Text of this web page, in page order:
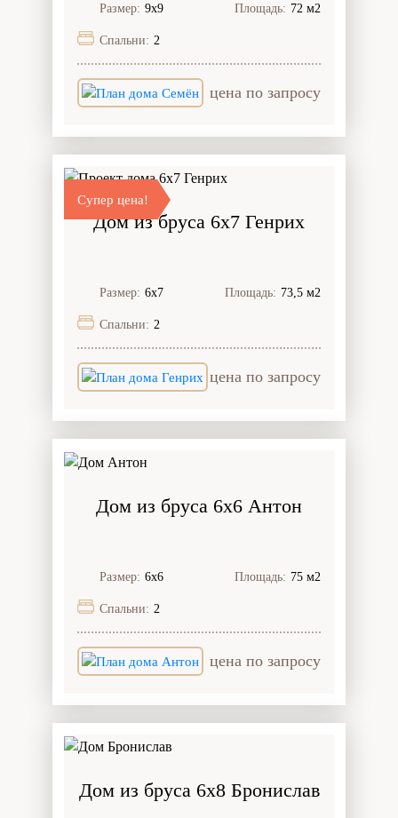
Размер: 9х9 Площадь: 72 м2
Спальни: 2
цена по запросу
Супер цена!
Дом из бруса 6x7 Генрих
Размер: 6х7 Площадь: 73,5 м2
Спальни: 2
цена по запросу
Дом из бруса 6x6 Антон
Размер: 6х6 Площадь: 75 м2
Спальни: 2
цена по запросу
Дом из бруса 6x8 Бронислав